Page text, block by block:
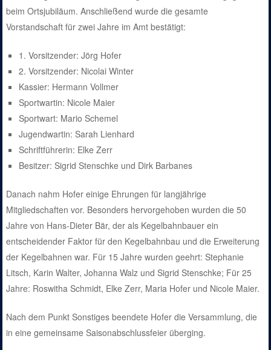
beim Ortsjubiläum. Anschließend wurde die gesamte
Vorstandschaft für zwei Jahre im Amt bestätigt:
1. Vorsitzender: Jörg Hofer
2. Vorsitzender: Nicolai Winter
Kassier: Hermann Vollmer
Sportwartin: Nicole Maier
Sportwart: Mario Schemel
Jugendwartin: Sarah Lienhard
Schriftführerin: Elke Zerr
Besitzer: Sigrid Stenschke und Dirk Barbanes
Danach nahm Hofer einige Ehrungen für langjährige
Mitgliedschaften vor. Besonders hervorgehoben wurden die 50
Jahre von Hans-Dieter Bär, der als Kegelbahnbauer ein
entscheidender Faktor für den Kegelbahnbau und die Erweiterung
der Kegelbahnen war. Für 15 Jahre wurden geehrt: Stephanie
Litsch, Karin Walter, Johanna Walz und Sigrid Stenschke; Für 25
Jahre: Roswitha Schmidt, Elke Zerr, Maria Hofer und Nicole Maier.
Nach dem Punkt Sonstiges beendete Hofer die Versammlung, die
in eine gemeinsame Saisonabschlussfeier überging.